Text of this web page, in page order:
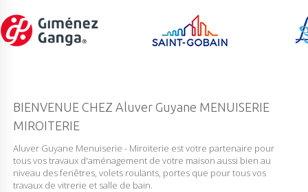
BIENVENUE CHEZ Aluver Guyane MENUISERIE
MIROITERIE
Aluver Guyane Menuiserie - Miroiterie est votre partenaire pour
tous vos travaux d'aménagement de votre maison aussi bien au
niveau des fenêtres, volets roulants, portes que pour tous vos
travaux de vitrerie et salle de bain.